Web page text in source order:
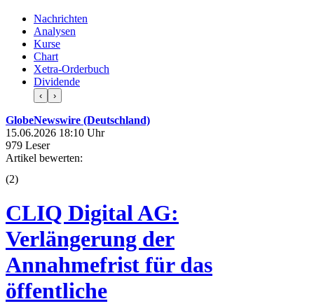
Nachrichten
Analysen
Kurse
Chart
Xetra-Orderbuch
Dividende
‹ ›
GlobeNewswire (Deutschland)
15.06.2026 18:10 Uhr
979 Leser
Artikel bewerten:
(2)
CLIQ Digital AG:
Verlängerung der
Annahmefrist für das
öffentliche